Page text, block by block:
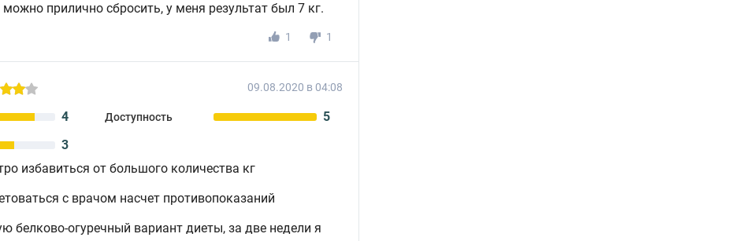
прилично сбросить, у меня результат был 7 кг.
1 1
09.08.2020 в 04:08
4 Доступность 5
3
избавиться от большого количества кг
с врачом насчет противопоказаний
белково-огуречный вариант диеты, за две недели я